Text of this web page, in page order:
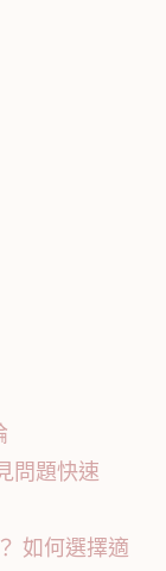
問題快速
如何選擇適